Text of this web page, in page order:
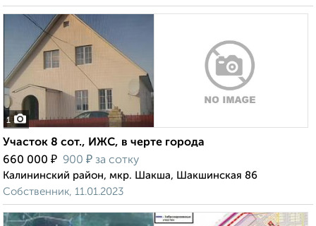
1
Участок 8 сот., ИЖС, в черте города
660 000 ₽ 900 ₽ за сотку
Калининский район, мкр. Шакша, Шакшинская 86
Собственник, 11.01.2023